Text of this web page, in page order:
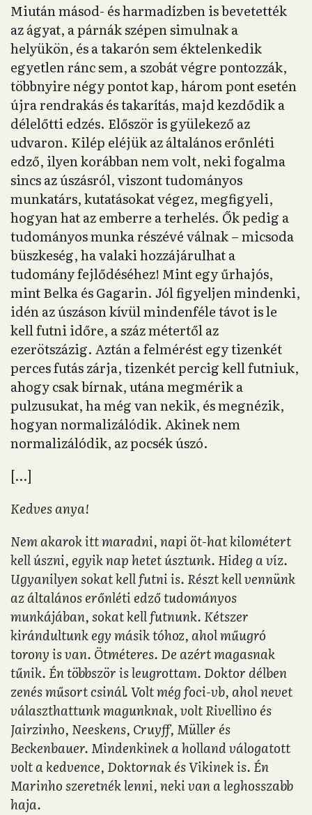
Miután másod- és harmadízben is bevetették
az ágyat, a párnák szépen simulnak a
helyükön, és a takarón sem éktelenkedik
egyetlen ránc sem, a szobát végre pontozzák,
többnyire négy pontot kap, három pont esetén
újra rendrakás és takarítás, majd kezdődik a
délelőtti edzés. Először is gyülekező az
udvaron. Kilép eléjük az általános erőnléti
edző, ilyen korábban nem volt, neki fogalma
sincs az úszásról, viszont tudományos
munkatárs, kutatásokat végez, megfigyeli,
hogyan hat az emberre a terhelés. Ők pedig a
tudományos munka részévé válnak – micsoda
büszkeség, ha valaki hozzájárulhat a
tudomány fejlődéséhez! Mint egy űrhajós,
mint Belka és Gagarin. Jól figyeljen mindenki,
idén az úszáson kívül mindenféle távot is le
kell futni időre, a száz métertől az
ezerötszázig. Aztán a felmérést egy tizenkét
perces futás zárja, tizenkét percig kell futniuk,
ahogy csak bírnak, utána megmérik a
pulzusukat, ha még van nekik, és megnézik,
hogyan normalizálódik. Akinek nem
normalizálódik, az pocsék úszó.
[…]
Kedves anya!
Nem akarok itt maradni, napi öt-hat kilométert
kell úszni, egyik nap hetet úsztunk. Hideg a víz.
Ugyanilyen sokat kell futni is. Részt kell vennünk
az általános erőnléti edző tudományos
munkájában, sokat kell futnunk. Kétszer
kirándultunk egy másik tóhoz, ahol műugró
torony is van. Ötméteres. De azért magasnak
tűnik. Én többször is leugrottam. Doktor délben
zenés műsort csinál. Volt még foci-vb, ahol nevet
választhattunk magunknak, volt Rivellino és
Jairzinho, Neeskens, Cruyff, Müller és
Beckenbauer. Mindenkinek a holland válogatott
volt a kedvence, Doktornak és Vikinek is. Én
Marinho szeretnék lenni, neki van a leghosszabb
haja.